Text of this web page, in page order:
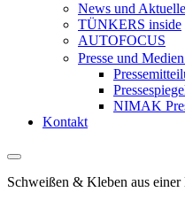
News und
TÜNKERS inside
AUTOFOCUS
Presse und Medien
NIMAK
Kontakt
Schweißen & Kleben aus einer